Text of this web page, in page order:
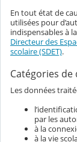
En tout état de
utilisées pour
indispensables à
Directeur des
scolaire (SDET).
Catégories
Les données
par les
à la
à la vie